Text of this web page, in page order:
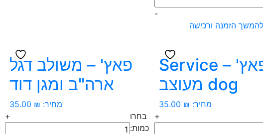
-
להמשך הזמנה ורכישה
פאץ' – Service
dog מעוצב
מחיר: 35.00 ₪
+
פאץ' – משולב דגל
ארה"ב ומגן דוד
מחיר: 35.00 ₪
בחרו
כמות:
+
כמות